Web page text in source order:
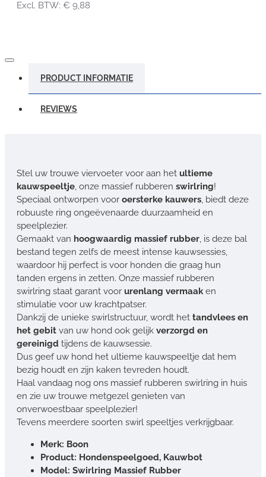
Excl. BTW: € 9,88
PRODUCT INFORMATIE
REVIEWS
Stel uw trouwe viervoeter voor aan het ultieme
kauwspeeltje, onze massief rubberen swirlring!
Speciaal ontworpen voor oersterke kauwers, biedt deze
robuuste ring ongeëvenaarde duurzaamheid en
speelplezier.
Gemaakt van hoogwaardig massief rubber, is deze bal
bestand tegen zelfs de meest intense kauwsessies,
waardoor hij perfect is voor honden die graag hun
tanden ergens in zetten. Onze massief rubberen
swirlring staat garant voor urenlang vermaaken
stimulatie voor uw krachtpatser.
Dankzij de unieke swirlstructuur, wordt het tandvlees en
het gebit van uw hond ook gelijk verzorgd en
gereinigd tijdens de kauwsessie.
Dus geef uw hond het ultieme kauwspeeltje dat hem
bezig houdt en zijn kaken tevreden houdt.
Haal vandaag nog ons massief rubberen swirlring in huis
en zie uw trouwe metgezel genieten van
onverwoestbaar speelplezier!
Tevens meerdere soorten swirl speeltjes verkrijgbaar.
Merk: Boon
Product: Hondenspeelgoed, Kauwbot
Model: Swirlring Massief Rubber